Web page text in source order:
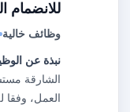
للانضمام
وظائف خالية
نبذة عن
الشارقة
العمل، وفقا